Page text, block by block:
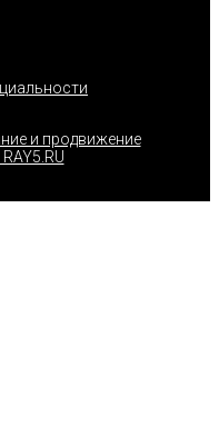
и продвижение